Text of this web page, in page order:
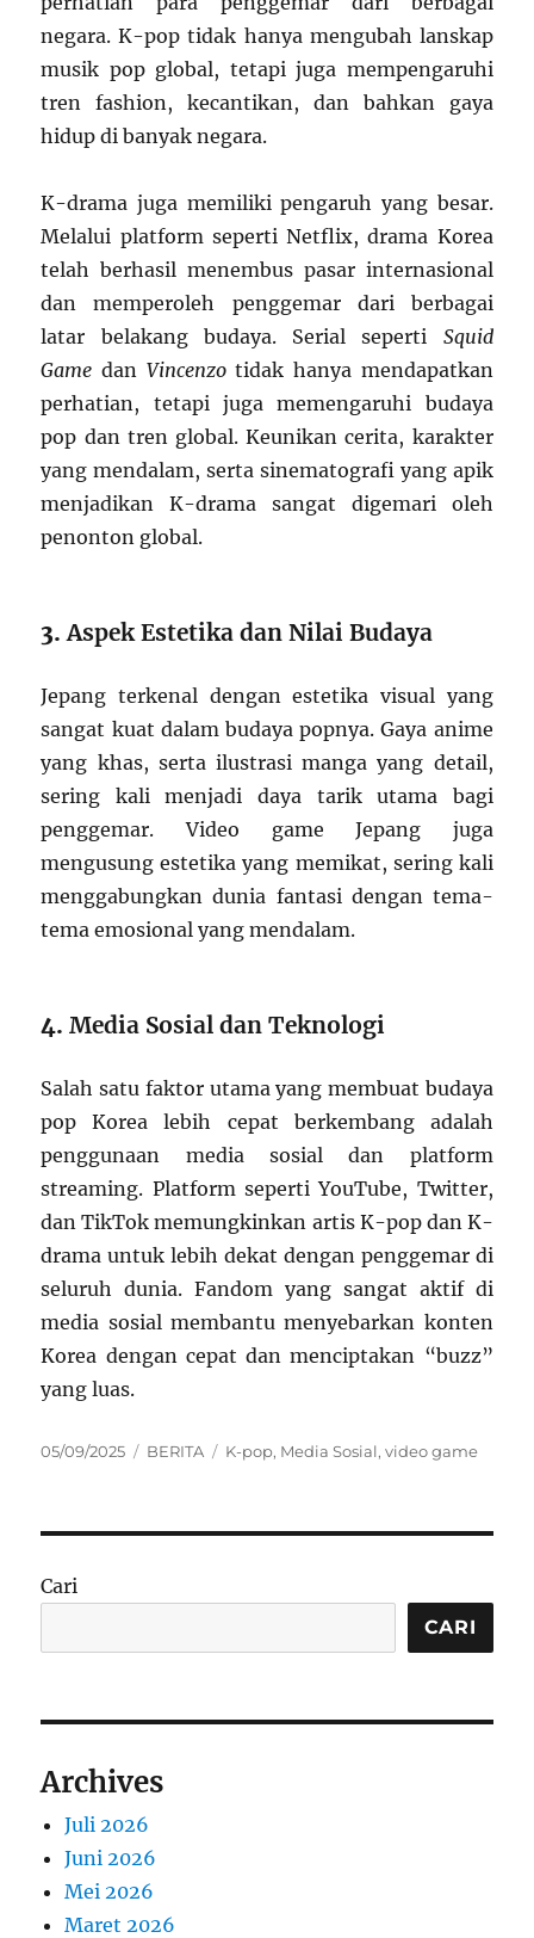
negara. K-pop tidak hanya mengubah lanskap
musik pop global, tetapi juga mempengaruhi
tren fashion, kecantikan, dan bahkan gaya
hidup di banyak negara.
K-drama juga memiliki pengaruh yang besar.
Melalui platform seperti Netflix, drama Korea
telah berhasil menembus pasar internasional
dan memperoleh penggemar dari berbagai
latar belakang budaya. Serial seperti Squid
Game dan Vincenzotidak hanya mendapatkan
perhatian, tetapi juga memengaruhi budaya
pop dan tren global. Keunikan cerita, karakter
yang mendalam, serta sinematografi yang apik
menjadikan K-drama sangat digemari oleh
penonton global.
3.Aspek Estetika dan Nilai Budaya
Jepang terkenal dengan estetika visual yang
sangat kuat dalam budaya popnya. Gaya anime
yang khas, serta ilustrasi manga yang detail,
sering kali menjadi daya tarik utama bagi
penggemar. Video game Jepang juga
mengusung estetika yang memikat, sering kali
menggabungkan dunia fantasi dengan tema-
tema emosional yang mendalam.
4.Media Sosial dan Teknologi
Salah satu faktor utama yang membuat budaya
pop Korea lebih cepat berkembang adalah
penggunaan media sosial dan platform
streaming. Platform seperti YouTube, Twitter,
dan TikTok memungkinkan artis K-pop dan K-
drama untuk lebih dekat dengan penggemar di
seluruh dunia. Fandom yang sangat aktif di
media sosial membantu menyebarkan konten
Korea dengan cepat dan menciptakan “buzz”
yang luas.
Posted
05/09/2025 Categories
BERITA Tags
K-pop, Media Sosial,video game
Cari
CARI
Archives
Juli 2026
Juni 2026
Mei 2026
Maret 2026